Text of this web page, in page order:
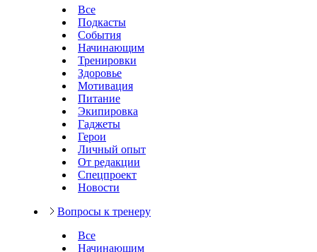
Все
Подкасты
События
Начинающим
Тренировки
Здоровье
Мотивация
Питание
Экипировка
Гаджеты
Герои
Личный опыт
От редакции
Спецпроект
Новости
Вопросы к тренеру
Все
Начинающим